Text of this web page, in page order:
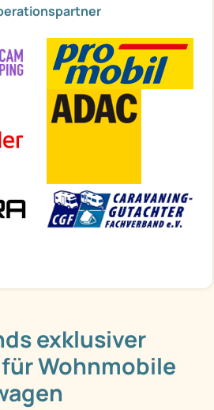
exklusiver
Wohnmobile